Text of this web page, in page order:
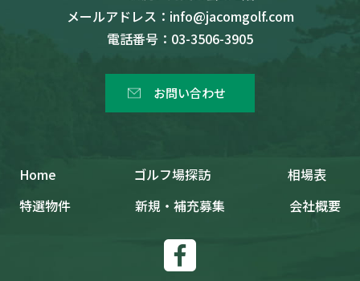
メールアドレス： info@jacomgolf.com
電話番号： 03-3506-3905
お問い合わせ
Home ゴルフ場探訪
相場表
特選物件
新規・補充募集 会社概要